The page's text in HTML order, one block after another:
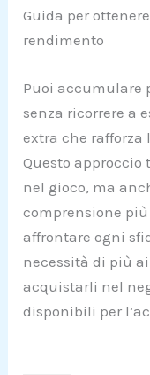
Guida per
rendimento
Puoi accumulare
senza ricorrere a
extra che
Questo approccio
nel gioco, ma
comprensione
affrontare ogni
necessità di più
acquistarli nel
disponibili per